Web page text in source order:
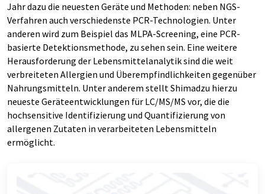
Jahr dazu die neuesten Geräte und Methoden: neben NGS-
Verfahren auch verschiedenste PCR-Technologien. Unter
anderen wird zum Beispiel das MLPA-Screening, eine PCR-
basierte Detektionsmethode, zu sehen sein. Eine weitere
Herausforderung der Lebensmittelanalytik sind die weit
verbreiteten Allergien und Überempfindlichkeiten gegenüber
Nahrungsmitteln. Unter anderem stellt Shimadzu hierzu
neueste Geräteentwicklungen für LC/MS/MS vor, die die
hochsensitive Identifizierung und Quantifizierung von
allergenen Zutaten in verarbeiteten Lebensmitteln
ermöglicht.